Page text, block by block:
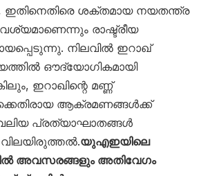
ഇതിനെതിരെ ശക്തമായ നയതന്ത്ര
രാഷ്ട്രീയ
നിലവിൽ ഇറാഖ്
ഔദ്യോഗികമായി
ഇറാഖിന്റെ മണ്ണ്
ആക്രമണങ്ങൾക്ക്
പ്രത്യാഘാതങ്ങൾ
യുഎഇയിലെ
അവസരങ്ങളും അതിവേഗം